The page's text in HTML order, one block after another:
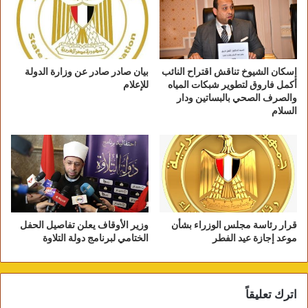
الاحتفاظ بالتركيبات الأصلية وإصلاحها قدر الإمكان.
وزير الإتصالات يفتتح مكتب بريد رمسيس
كما تم الاهتمام بمرور التهوية والإنارة الطبيعية داخل
المكتب، إلى جانب توفير أثاث عالى الجودة لموظفى
يتماشى مع الطابع الأثرى الذى يتميز به المكتب، كذلك
إسكان الشيوخ تناقش اقتراح النائب
أكمل فاروق لتطوير شبكات المياه
والصرف الصحي بالبساتين ودار
السلام
بيان صادر صادر عن وزارة الدولة
للإعلام
قرار رئاسة مجلس الوزراء بشأن
موعد إجازة عيد الفطر
وزير الأوقاف يعلن تفاصيل الحفل
الختامي لبرنامج دولة التلاوة
اترك تعليقاً